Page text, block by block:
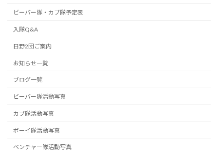
ビーバー隊・カブ隊予定表
入隊Q&A
日野2団ご案内
お知らせ一覧
ブログ一覧
ビーバー隊活動写真
カブ隊活動写真
ボーイ隊活動写真
ベンチャー隊活動写真